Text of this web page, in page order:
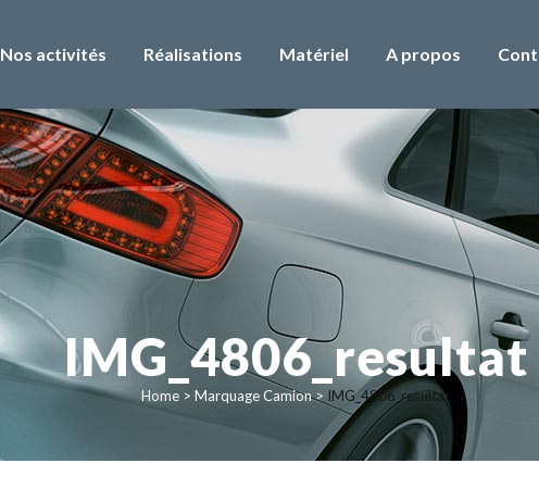
Nos activités Réalisations Matériel A propos
IMG_4806_resultat
Home > Marquage Camion> IMG_4806_resultat